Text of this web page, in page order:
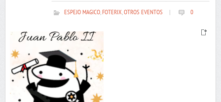
ESPEJO MAGICO,FOTERIX,OTROS EVENTOS 0